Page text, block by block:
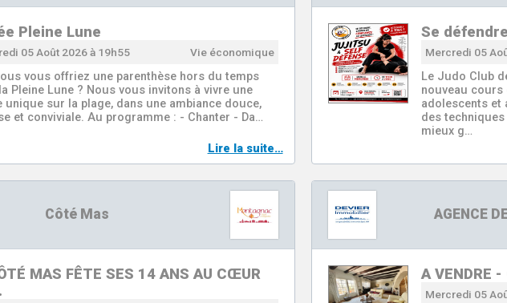
Pleine Lune
05 Août 2026 à 19h55 Vie économique
vous offriez une parenthèse hors du temps
Pleine Lune ? Nous vous invitons à vivre une
unique sur la plage, dans une ambiance douce,
et conviviale. Au programme : - Chanter - Da…
Lire la suite…
Se
Mercredi 05
Le Judo Club
nouveau cours
adolescents et
des
mieux g…
Côté Mas
MAS FÊTE SES 14 ANS AU CŒUR
AGENCE
A VENDRE
Mercredi 05